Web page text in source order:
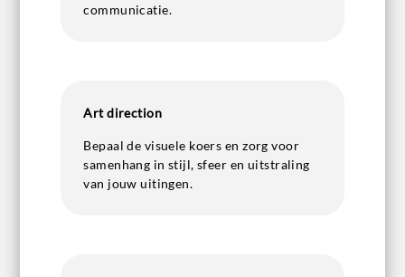
communicatie.
Art direction
Bepaal de visuele koers en zorg voor
samenhang in stijl, sfeer en uitstraling
van jouw uitingen.